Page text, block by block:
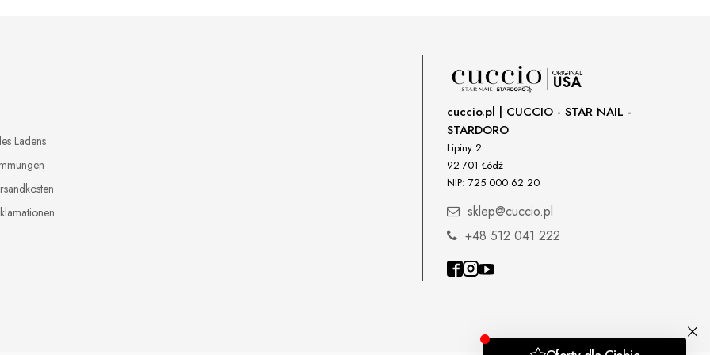
Ladens
cuccio.pl | CUCCIO - STAR NAIL -
STARDORO
Lipiny 2
92-701 Łódź
NIP: 725 000 62 20
sklep@cuccio.pl
+48 512 041 222